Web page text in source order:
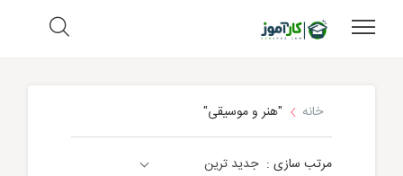
خانه "هنر و موسیقی"
مرتب سازی : جدید ترین